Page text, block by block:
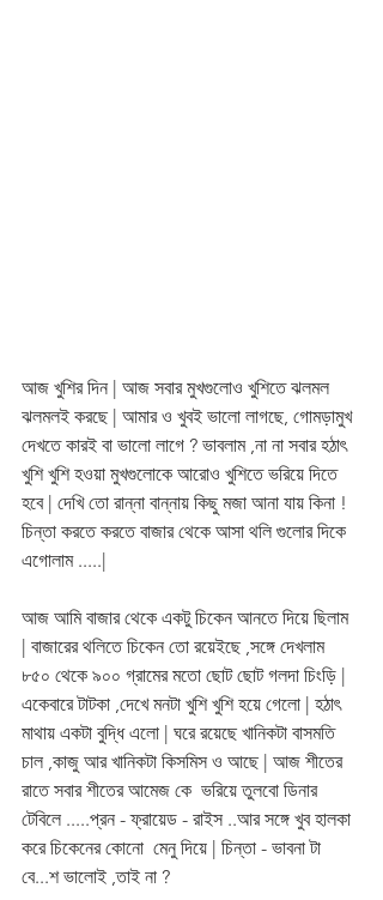
আজ খুশির দিন | আজ সবার মুখগুলোও খুশিতে ঝলমল
ঝলমলই করছে | আমার ও খুবই ভালো লাগছে, গোমড়ামুখ
দেখতে কারই বা ভালো লাগে ? ভাবলাম ,না না সবার হঠাৎ
খুশি খুশি হওয়া মুখগুলোকে আরোও খুশিতে ভরিয়ে দিতে
হবে | দেখি তো রান্না বান্নায় কিছু মজা আনা যায় কিনা !
চিন্তা করতে করতে বাজার থেকে আসা থলি গুলোর দিকে
এগোলাম .....|
আজ আমি বাজার থেকে একটু চিকেন আনতে দিয়ে ছিলাম
| বাজারের থলিতে চিকেন তো রয়েইছে ,সঙ্গে দেখলাম
৮৫০ থেকে ৯০০ গ্রামের মতো ছোট ছোট গলদা চিংড়ি |
একেবারে টাটকা ,দেখে মনটা খুশি খুশি হয়ে গেলো | হঠাৎ
মাথায় একটা বুদ্ধি এলো | ঘরে রয়েছে খানিকটা বাসমতি
চাল ,কাজু আর খানিকটা কিসমিস ও আছে | আজ শীতের
রাতে সবার শীতের আমেজ কে  ভরিয়ে তুলবো ডিনার
টেবিলে .....প্রন - ফ্রায়েড - রাইস ..আর সঙ্গে খুব হালকা
করে চিকেনের কোনো  মেনু দিয়ে | চিন্তা - ভাবনা টা
বে...শ ভালোই ,তাই না ?